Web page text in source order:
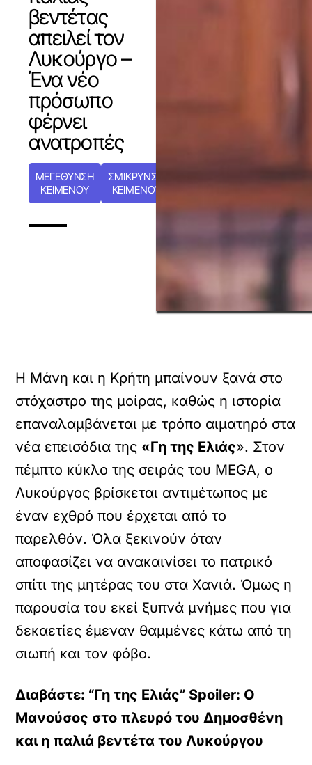
βεντέτας
απειλεί τον
Λυκούργο –
Ένα νέο
πρόσωπο
φέρνει
ανατροπές
ΜΕΓΕΘΥΝΣΗ
ΚΕΙΜΕΝΟΥ
ΣΜΙΚΡΥΝΣΗ
ΚΕΙΜΕΝΟΥ
Η Μάνη και η Κρήτη μπαίνουν ξανά στο
στόχαστρο της μοίρας, καθώς η ιστορία
επαναλαμβάνεται με τρόπο αιματηρό στα
νέα επεισόδια της «Γη της Ελιάς». Στον
πέμπτο κύκλο της σειράς του MEGA, ο
Λυκούργος βρίσκεται αντιμέτωπος με
έναν εχθρό που έρχεται από το
παρελθόν. Όλα ξεκινούν όταν
αποφασίζει να ανακαινίσει το πατρικό
σπίτι της μητέρας του στα Χανιά. Όμως η
παρουσία του εκεί ξυπνά μνήμες που για
δεκαετίες έμεναν θαμμένες κάτω από τη
σιωπή και τον φόβο.
Διαβάστε: “Γη της Ελιάς” Spoiler: Ο
Μανούσος στο πλευρό του Δημοσθένη
και η παλιά βεντέτα του Λυκούργου